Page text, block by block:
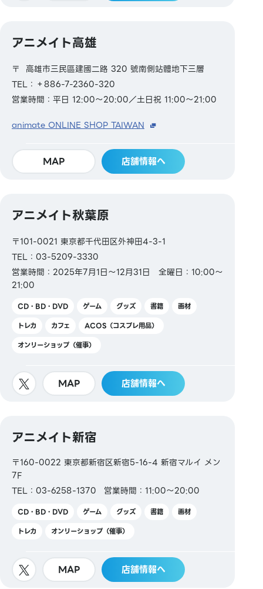
アニメイト高雄
〒 高雄市三民區建國二路 320 號南側站體地下三層
TEL：＋886-7-2360-320
営業時間：平日 12:00～20:00／土日祝 11:00～21:00
animate ONLINE SHOP TAIWAN
MAP 店舗情報へ
アニメイト秋葉原
〒101-0021 東京都千代田区外神田4-3-1
TEL：03-5209-3330
営業時間：2025年7月1日～12月31日 全曜日：10:00～
21:00
CD・BD・DVD ゲーム グッズ 書籍
画材
トレカ
カフェ
ACOS（コスプレ用品）
オンリーショップ（催事）
MAP 店舗情報へ
アニメイト新宿
〒160-0022 東京都新宿区新宿5-16-4 新宿マルイ メン
7F
TEL：03-6258-1370
営業時間：11:00～20:00
CD・BD・DVD ゲーム グッズ 書籍
画材
トレカ
オンリーショップ（催事）
MAP 店舗情報へ